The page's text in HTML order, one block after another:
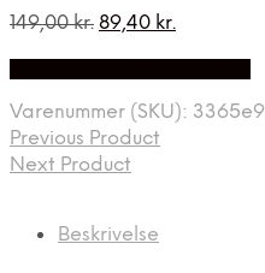
149,00kr. Den
149,00 kr..
89,40 kr.
89,40 kr..
Varenummer (SKU):
Previous Product
Next Product
Beskrivelse